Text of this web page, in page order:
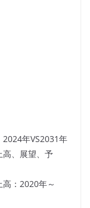
2024年VS2031年
高、展望、予
：2020年～